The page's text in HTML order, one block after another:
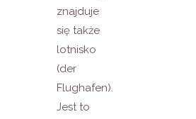
znajduje
się także
lotnisko
(der
Flughafen).
Jest to